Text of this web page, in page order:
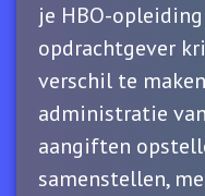
je HBO-
opdrachtgever
verschil te
administratie
aangiften
samenstellen,